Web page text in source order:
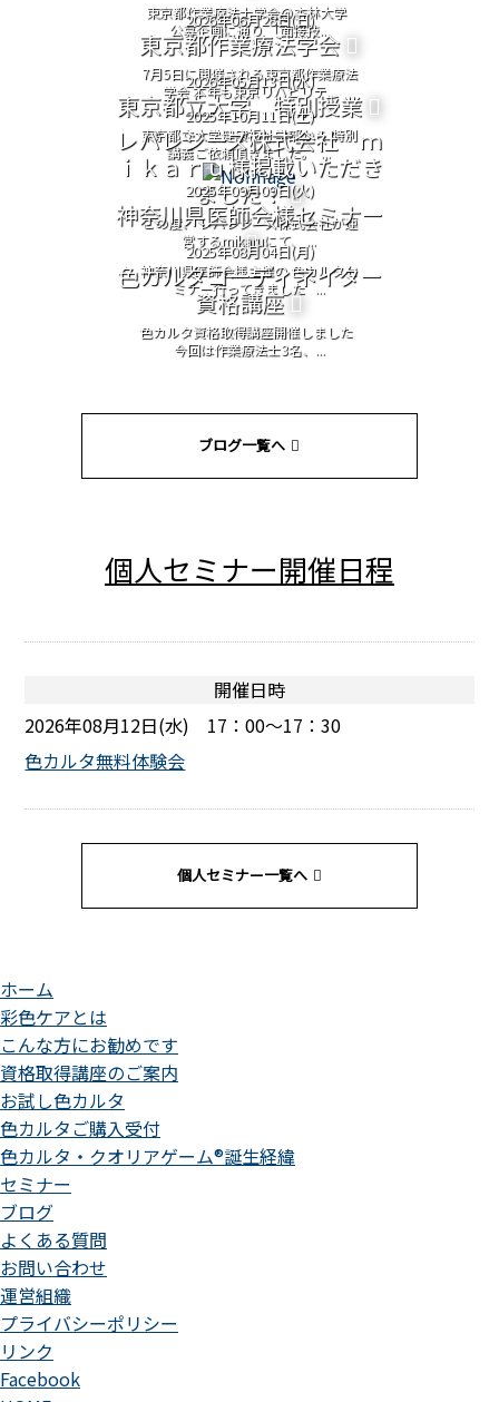
東京都作業療法士学会@杏林大学
公募企画に通り 「面接技...
2026年06月28日(日)
東京都作業療法学会
7月5日に開催される東京都作業療法
学会 本年も東京リハビリテ...
2026年05月13日(水)
東京都立大学 特別授業
東京都立大学健康福祉学部から 特別
講義ご依頼頂きました。 ...
2025年10月11日(土)
レバレジーズ株式会社 ｍ
ｉｋａｒｕ様掲載いただき
ました！
この度、 レバレジーズ株式会社が運
営するmikaruにて、 ...
2025年09月09日(火)
神奈川県医師会様セミナー
神奈川県医師会様主催の 色カルタセ
ミナー行ってきました ...
2025年08月04日(月)
色カルタコーディネイター
資格講座
色カルタ資格取得講座開催しました
今回は作業療法士3名、...
ブログ一覧へ
個人セミナー開催日程
開催日時
2026年08月12日(水) 17：00～17：30
色カルタ無料体験会
個人セミナー一覧へ
ホーム
彩色ケアとは
こんな方にお勧めです
資格取得講座のご案内
お試し色カルタ
色カルタご購入受付
色カルタ・クオリアゲーム®誕生経緯
セミナー
ブログ
よくある質問
お問い合わせ
運営組織
プライバシーポリシー
リンク
Facebook